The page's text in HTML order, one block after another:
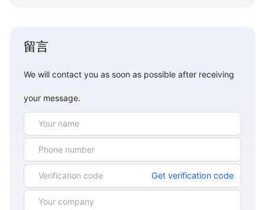
留言
We will contact you as soon as possible after receiving
your message.
Get verification code